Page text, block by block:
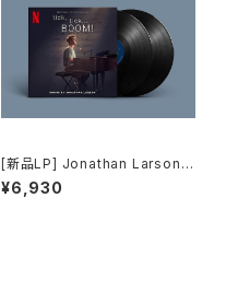
[新品LP] Jonathan Larson -
Tick, Tick... BOOM! (Sound
track From The Netflix Fil
¥6,930